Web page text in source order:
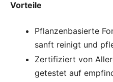
Vorteile
Pflanzenbasierte
sanft reinigt und
Zertifiziert von
getestet auf